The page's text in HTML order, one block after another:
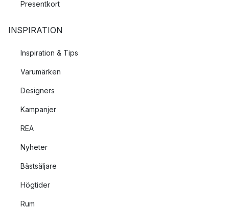
Presentkort
INSPIRATION
Inspiration & Tips
Varumärken
Designers
Kampanjer
REA
Nyheter
Bästsäljare
Högtider
Rum